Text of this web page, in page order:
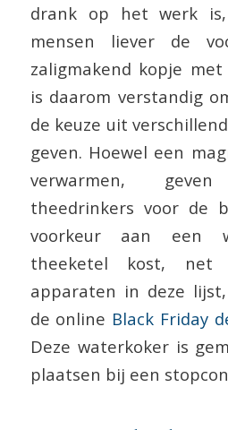
drank op het werk is,
mensen liever de
zaligmakend kopje
is daarom verstandig
de keuze uit
geven. Hoewel een
verwarmen,
theedrinkers voor de
voorkeur aan een
theeketel kost,
apparaten in deze
de online Black Friday
Deze waterkoker is
plaatsen bij een